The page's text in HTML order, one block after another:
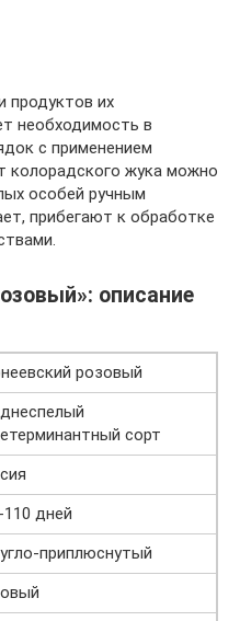
продуктов их
необходимость в
с применением
колорадского жука можно
особей ручным
прибегают к обработке
описание
розовый
сорт
110 дней
приплюснутый